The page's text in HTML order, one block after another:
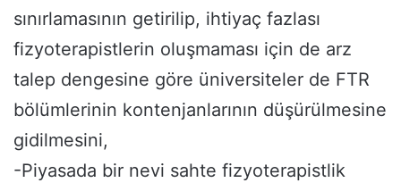
sınırlamasının getirilip, ihtiyaç fazlası
fizyoterapistlerin oluşmaması için de arz
talep dengesine göre üniversiteler de FTR
bölümlerinin kontenjanlarının düşürülmesine
gidilmesini,
-Piyasada bir nevi sahte fizyoterapistlik